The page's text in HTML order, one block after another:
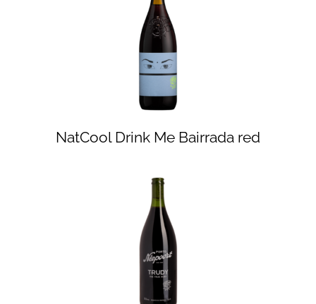
NatCool Drink Me Bairrada red